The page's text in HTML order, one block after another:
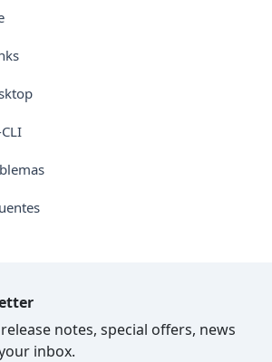
notes, special offers, news
inbox.